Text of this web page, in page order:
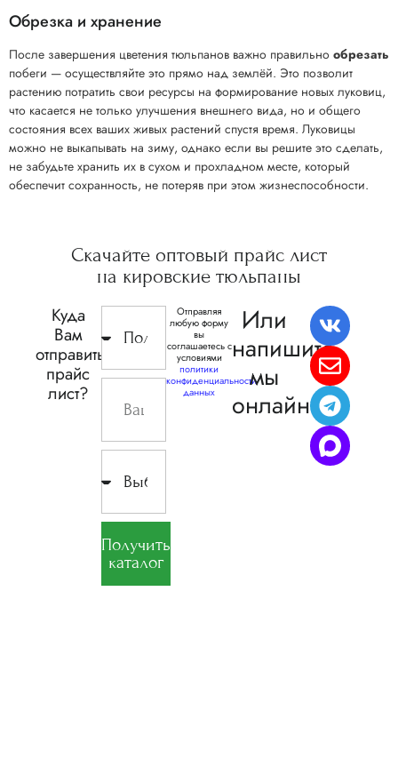
Обрезка и хранение
После завершения цветения тюльпанов важно правильно обрезать
побеги — осуществляйте это прямо над землёй. Это позволит
растению потратить свои ресурсы на формирование новых луковиц,
что касается не только улучшения внешнего вида, но и общего
состояния всех ваших живых растений спустя время. Луковицы
можно не выкапывать на зиму, однако если вы решите это сделать,
не забудьте хранить их в сухом и прохладном месте, который
обеспечит сохранность, не потеряв при этом жизнеспособности.
Скачайте оптовый прайс лист
на кировские тюльпаны
Куда
Вам
отправить
прайс
лист?
Получить
каталог
Отправляя
любую форму
вы
соглашаетесь с
условиями
политики
конфиденциальности
данных
Или
напишите,
мы
онлайн